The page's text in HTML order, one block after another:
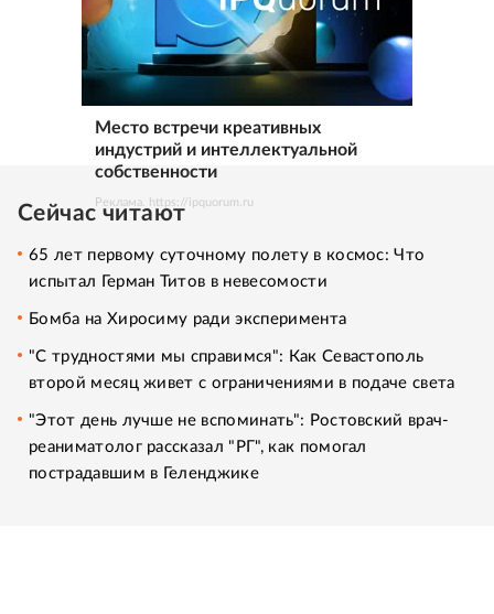
Место встречи креативных
индустрий и интеллектуальной
собственности
Реклама. https://ipquorum.ru
Сейчас читают
65 лет первому суточному полету в космос: Что
испытал Герман Титов в невесомости
Бомба на Хиросиму ради эксперимента
"С трудностями мы справимся": Как Севастополь
второй месяц живет с ограничениями в подаче света
"Этот день лучше не вспоминать": Ростовский врач-
реаниматолог рассказал "РГ", как помогал
пострадавшим в Геленджике